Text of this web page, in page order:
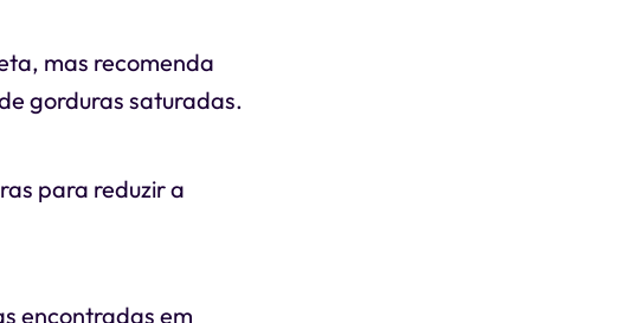
mas recomenda
gorduras saturadas.
para reduzir a
encontradas em